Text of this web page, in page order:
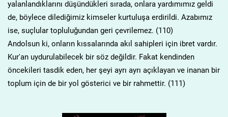
yalanlandıklarını düşündükleri sırada, onlara yardımımız geldi
de, böylece dilediğimiz kimseler kurtuluşa erdirildi. Azabımız
ise, suçlular topluluğundan geri çevrilemez. (110)
Andolsun ki, onların kıssalarında akıl sahipleri için ibret vardır.
Kur'an uydurulabilecek bir söz değildir. Fakat kendinden
öncekileri tasdik eden, her şeyi ayrı ayrı açıklayan ve inanan bir
toplum için de bir yol gösterici ve bir rahmettir. (111)